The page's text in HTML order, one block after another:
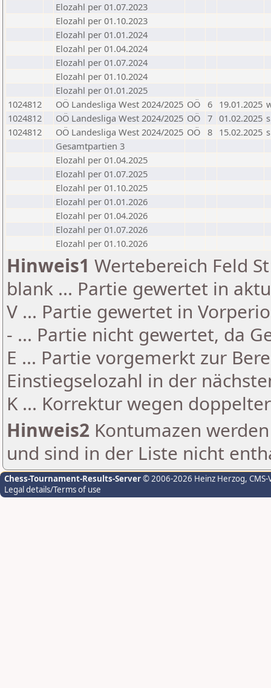
Elozahl per 01.07.2023
Elozahl per 01.10.2023
Elozahl per 01.01.2024
Elozahl per 01.04.2024
Elozahl per 01.07.2024
Elozahl per 01.10.2024
Elozahl per 01.01.2025
1024812
OÖ Landesliga West 2024/2025 OÖ 6 19.01.2025
1024812
OÖ Landesliga West 2024/2025 OÖ 7 01.02.2025 s
1024812
OÖ Landesliga West 2024/2025 OÖ 8 15.02.2025 s
Gesamtpartien 3
Elozahl per 01.04.2025
Elozahl per 01.07.2025
Elozahl per 01.10.2025
Elozahl per 01.01.2026
Elozahl per 01.04.2026
Elozahl per 01.07.2026
Elozahl per 01.10.2026
Hinweis1 Wertebereich Feld
blank ... Partie gewertet in
V ... Partie gewertet in
- ... Partie nicht gewertet, da
E ... Partie vorgemerkt zur
Einstiegselozahl in der
K ... Korrektur wegen
Hinweis2 Kontumazen
und sind in der Liste nicht
Chess-Tournament-Results-Server© 2006-2026 Heinz Herzog,
Legal details/Terms of use